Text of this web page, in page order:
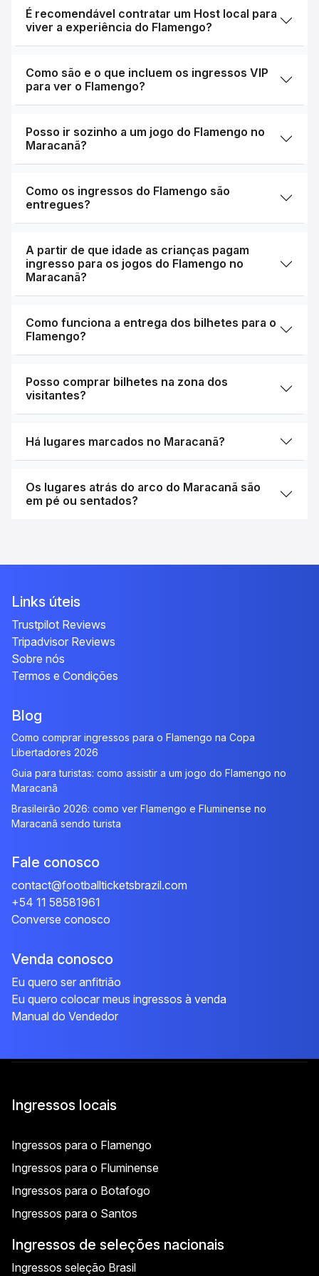
É recomendável contratar um Host local para
viver a experiência do Flamengo?
Como são e o que incluem os ingressos VIP
para ver o Flamengo?
Posso ir sozinho a um jogo do Flamengo no
Maracanã?
Como os ingressos do Flamengo são
entregues?
A partir de que idade as crianças pagam
ingresso para os jogos do Flamengo no
Maracanã?
Como funciona a entrega dos bilhetes para o
Flamengo?
Posso comprar bilhetes na zona dos
visitantes?
Há lugares marcados no Maracanã?
Os lugares atrás do arco do Maracanã são
em pé ou sentados?
Links úteis
Trustpilot Reviews
Tripadvisor Reviews
Sobre nós
Termos e Condições
Blog
Como comprar ingressos para o Flamengo na Copa
Libertadores 2026
Guia para turistas: como assistir a um jogo do Flamengo no
Maracanã
Brasileirão 2026: como ver Flamengo e Fluminense no
Maracanã sendo turista
Fale conosco
contact@footballticketsbrazil.com
+54 11 58581961
Converse conosco
Venda conosco
Eu quero ser anfitrião
Eu quero colocar meus ingressos à venda
Manual do Vendedor
Ingressos locais
Ingressos para o Flamengo
Ingressos para o Fluminense
Ingressos para o Botafogo
Ingressos para o Santos
Ingressos de seleções nacionais
Ingressos seleção Brasil